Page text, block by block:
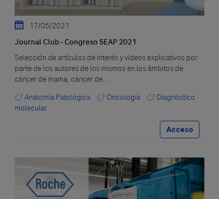
17/05/2021
Journal Club - Congreso SEAP 2021
Selección de artículos de interés y vídeos explicativos por
parte de los autores de los mismos en los ámbitos de
cáncer de mama, cáncer de...
Anatomía Patológica
Oncología
Diagnóstico
molecular
Acceso